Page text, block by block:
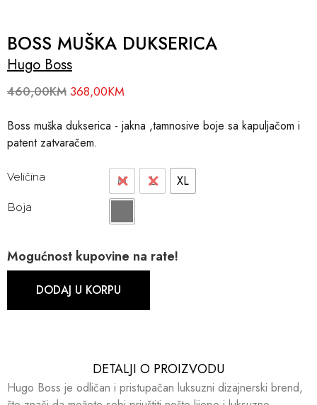
BOSS MUŠKA DUKSERICA
Hugo Boss
460,00KM 368,00KM
Boss muška dukserica - jakna ,tamnosive boje sa kapuljačom i
patent zatvaračem.
Veličina M L XL
Boja
Mogućnost kupovine na rate!
DODAJ U KORPU
DETALJI O PROIZVODU​​
Hugo Boss je odličan i pristupačan luksuzni dizajnerski brend,